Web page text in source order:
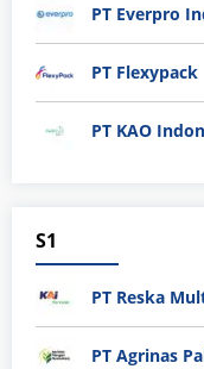
PT Everpro
PT Flexypack
PT KAO
S1
PT Reska
PT Agrinas